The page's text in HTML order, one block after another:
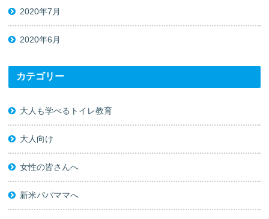
2020年7月
2020年6月
カテゴリー
大人も学べるトイレ教育
大人向け
女性の皆さんへ
新米パパママへ